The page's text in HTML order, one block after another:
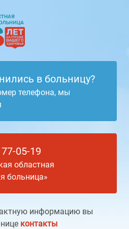
в больницу?
телефона, мы
05-19
областная
больница»
информацию вы
контакты